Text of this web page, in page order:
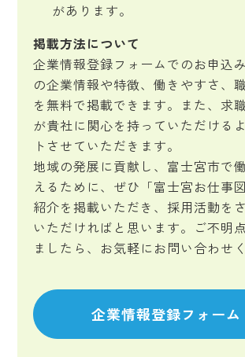
があります。
掲載方法について
企業情報登録フォームでのお申込
の企業情報や特徴、働きやすさ、
を無料で掲載できます。また、求
が貴社に関心を持っていただける
トさせていただきます。
地域の発展に貢献し、富士宮市で
えるために、ぜひ「富士宮お仕事
紹介を掲載いただき、採用活動を
いただければと思います。ご不明
ましたら、お気軽にお問い合わせ
企業情報登録フォーム